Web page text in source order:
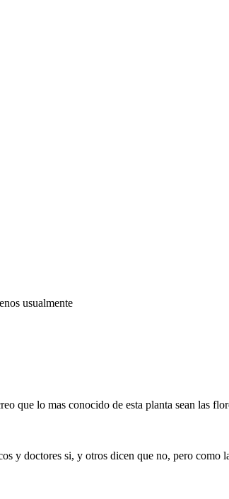
usualmente
que lo mas conocido de esta planta sean las
y doctores si, y otros dicen que no, pero